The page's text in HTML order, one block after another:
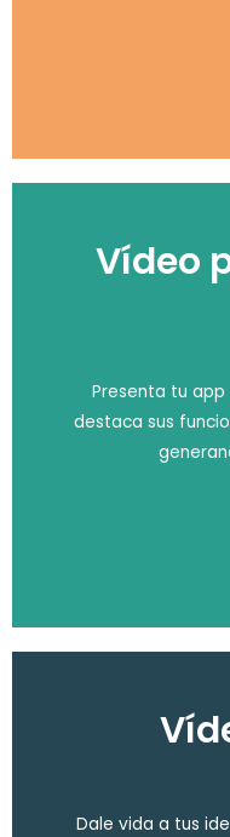
Vídeo
Presenta tu
destaca sus
Dale vida a tus